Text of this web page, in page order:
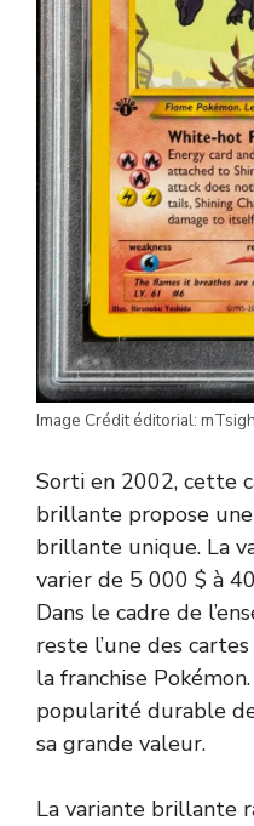
Image Crédit éditorial:
Sorti en 2002, cette
brillante propose
brillante unique. La
varier de 5 000 $ à
Dans le cadre de
reste l’une des
la franchise
popularité durable
sa grande valeur.
La variante brillante